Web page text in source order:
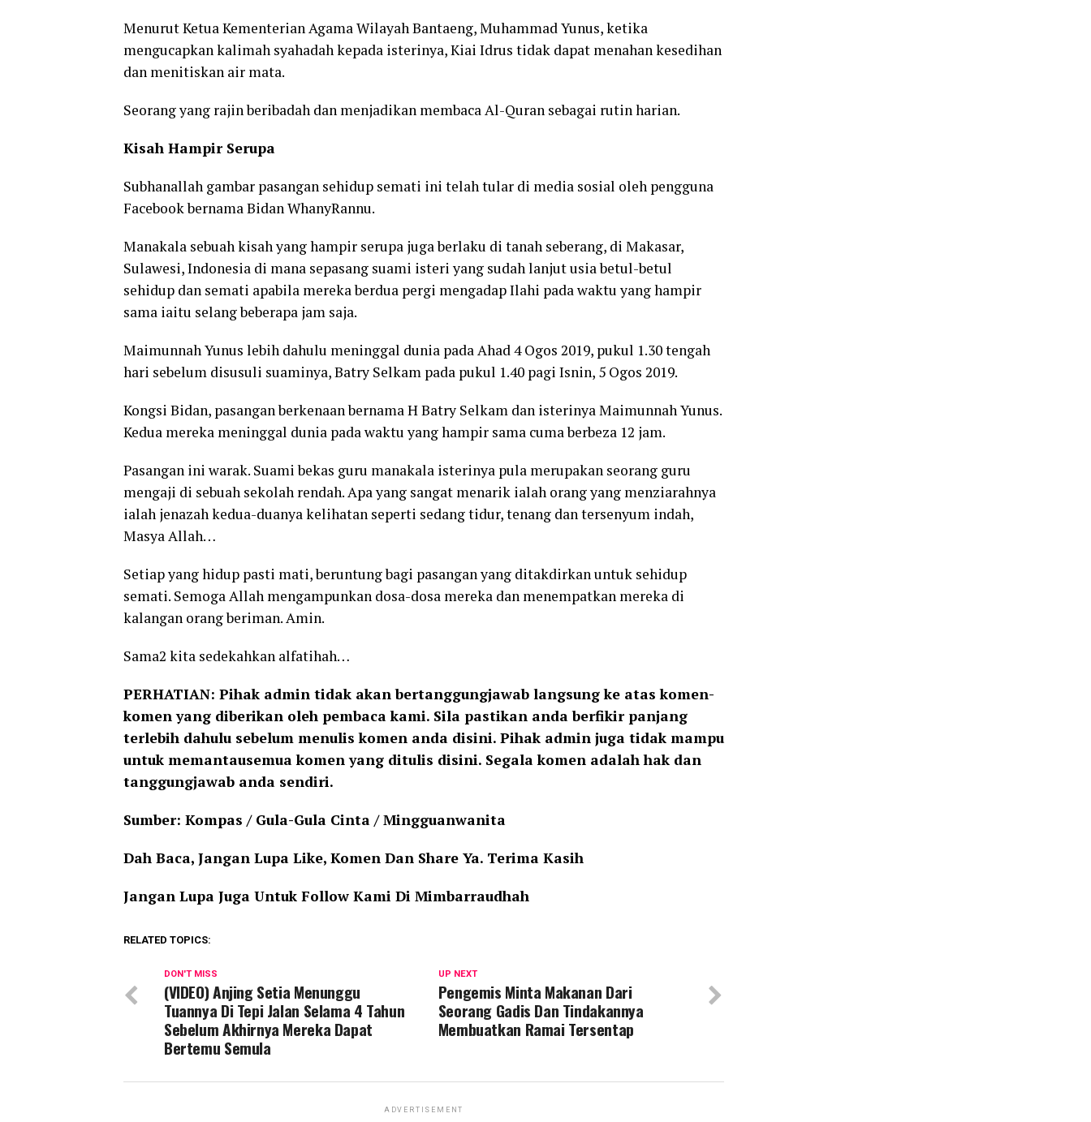
Menurut Ketua Kementerian Agama Wilayah Bantaeng, Muhammad Yunus, ketika
mengucapkan kalimah syahadah kepada isterinya, Kiai Idrus tidak dapat menahan kesedihan
dan menitiskan air mata.
Seorang yang rajin beribadah dan menjadikan membaca Al-Quran sebagai rutin harian.
Kisah Hampir Serupa
Subhanallah gambar pasangan sehidup semati ini telah tular di media sosial oleh pengguna
Facebook bernama Bidan WhanyRannu.
Manakala sebuah kisah yang hampir serupa juga berlaku di tanah seberang, di Makasar,
Sulawesi, Indonesia di mana sepasang suami isteri yang sudah lanjut usia betul-betul
sehidup dan semati apabila mereka berdua pergi mengadap Ilahi pada waktu yang hampir
sama iaitu selang beberapa jam saja.
Maimunnah Yunus lebih dahulu meninggal dunia pada Ahad 4 Ogos 2019, pukul 1.30 tengah
hari sebelum disusuli suaminya, Batry Selkam pada pukul 1.40 pagi Isnin, 5 Ogos 2019.
Kongsi Bidan, pasangan berkenaan bernama H Batry Selkam dan isterinya Maimunnah Yunus.
Kedua mereka meninggal dunia pada waktu yang hampir sama cuma berbeza 12 jam.
Pasangan ini warak. Suami bekas guru manakala isterinya pula merupakan seorang guru
mengaji di sebuah sekolah rendah. Apa yang sangat menarik ialah orang yang menziarahnya
ialah jenazah kedua-duanya kelihatan seperti sedang tidur, tenang dan tersenyum indah,
Masya Allah…
Setiap yang hidup pasti mati, beruntung bagi pasangan yang ditakdirkan untuk sehidup
semati. Semoga Allah mengampunkan dosa-dosa mereka dan menempatkan mereka di
kalangan orang beriman. Amin.
Sama2 kita sedekahkan alfatihah…
PERHATIAN: Pihak admin tidak akan bertanggungjawab langsung ke atas komen-
komen yang diberikan oleh pembaca kami. Sila pastikan anda berfikir panjang
terlebih dahulu sebelum menulis komen anda disini. Pihak admin juga tidak mampu
untuk memantausemua komen yang ditulis disini. Segala komen adalah hak dan
tanggungjawab anda sendiri.
Sumber: Kompas / Gula-Gula Cinta / Mingguanwanita
Dah Baca, Jangan Lupa Like, Komen Dan Share Ya. Terima Kasih
Jangan Lupa Juga Untuk Follow Kami Di Mimbarraudhah
RELATED TOPICS:
UP NEXT
Pengemis Minta Makanan Dari
Seorang Gadis Dan Tindakannya
Membuatkan Ramai Tersentap
DON'T MISS
(VIDEO) Anjing Setia Menunggu
Tuannya Di Tepi Jalan Selama 4 Tahun
Sebelum Akhirnya Mereka Dapat
Bertemu Semula
ADVERTISEMENT